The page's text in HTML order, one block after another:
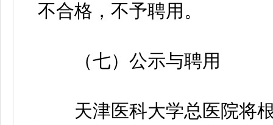
不合格，不予聘用。
（七）公示与聘用
天津医科大学总医院将根